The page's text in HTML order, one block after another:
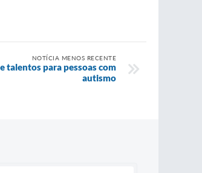
NOTÍCIA MENOS RECENTE
talentos para pessoas com
autismo